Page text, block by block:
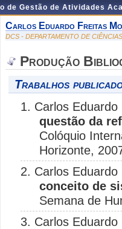
de Gestão de Atividades
Carlos Eduardo Freitas
DCS - DEPARTAMENTO DE
Produção
Trabalhos
1. Carlos
questão da
Colóquio
Horizonte,
2. Carlos
conceito de
Semana de
3. Carlos